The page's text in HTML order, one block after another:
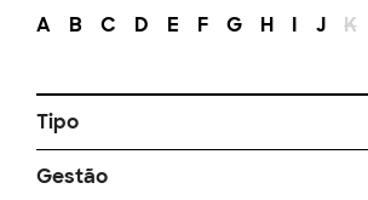
A B C D E F G H I J K
Tipo
Gestão